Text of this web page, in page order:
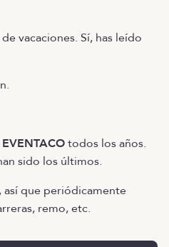
vacaciones. Sí, has leído
EVENTACOtodos los años.
sido los últimos.
así que periódicamente
remo, etc.